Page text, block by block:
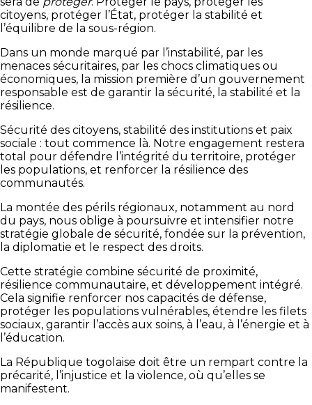
citoyens, protéger l’État, protéger la stabilité et
l’équilibre de la sous-région.
Dans un monde marqué par l’instabilité, par les
menaces sécuritaires, par les chocs climatiques ou
économiques, la mission première d’un gouvernement
responsable est de garantir la sécurité, la stabilité et la
résilience.
Sécurité des citoyens, stabilité des institutions et paix
sociale : tout commence là. Notre engagement restera
total pour défendre l’intégrité du territoire, protéger
les populations, et renforcer la résilience des
communautés.
La montée des périls régionaux, notamment au nord
du pays, nous oblige à poursuivre et intensifier notre
stratégie globale de sécurité, fondée sur la prévention,
la diplomatie et le respect des droits.
Cette stratégie combine sécurité de proximité,
résilience communautaire, et développement intégré.
Cela signifie renforcer nos capacités de défense,
protéger les populations vulnérables, étendre les filets
sociaux, garantir l’accès aux soins, à l’eau, à l’énergie et à
l’éducation.
La République togolaise doit être un rempart contre la
précarité, l’injustice et la violence, où qu’elles se
manifestent.